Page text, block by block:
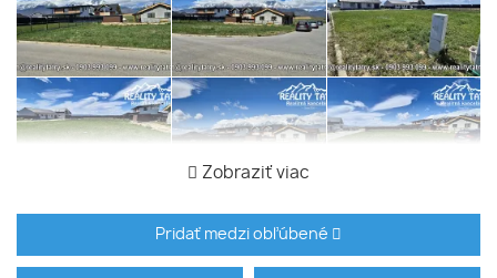
Zobraziť viac
Pridať medzi obľúbené